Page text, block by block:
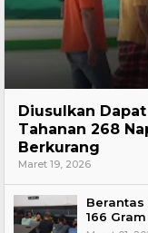
Diusulkan
Tahanan 268
Berkurang
Maret 19, 2026
Berantas
166